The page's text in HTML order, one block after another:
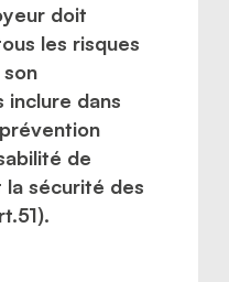
doit
les risques
inclure dans
de
sécurité des